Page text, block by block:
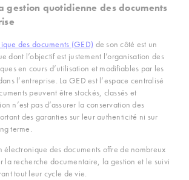
gestion quotidienne des documents
des documents (GED) de son côté est un
dont l’objectif est justement l’organisation des
en cours d’utilisation et modifiables par les
l’entreprise. La GED est l’espace centralisé
peuvent être stockés, classés et
n’est pas d’assurer la conservation des
des garanties sur leur authenticité ni sur
terme.
électronique des documents offre de nombreux
la recherche documentaire, la gestion et le suivi
tout leur cycle de vie.